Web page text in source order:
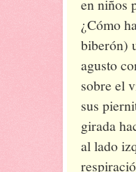
en niños
¿Cómo
biberón)
agusto
sobre el
sus
girada
al lado